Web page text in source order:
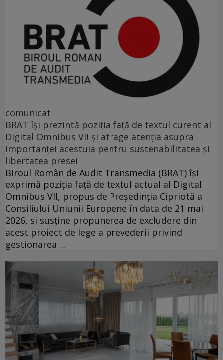
comunicat
BRAT își prezintă poziția față de textul curent al
Digital Omnibus VII și atrage atenția asupra
importanței acestuia pentru sustenabilitatea și
libertatea presei
Biroul Român de Audit Transmedia (BRAT) își
exprimă poziția față de textul actual al Digital
Omnibus VII, propus de Președinția Cipriotă a
Consiliului Uniunii Europene în data de 21 mai
2026, si susține propunerea de excludere din
acest proiect de lege a prevederii privind
gestionarea ...